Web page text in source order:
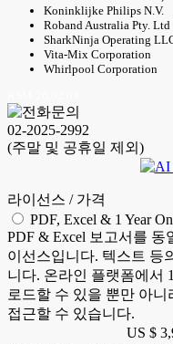
Koninklijke Philips N.V.
Roband Australia Pty. Ltd
SharkNinja Operating
Vita-Mix Corporation
Whirlpool Corporation
02-2025-2992
(주말 및 공휴일 제외)
라이선스 / 가격
PDF, Excel & 1 Year
PDF & Excel 보고서를
이선스입니다. 텍스트 등
니다. 온라인 플랫폼에서
로드할 수 있을 뿐만 아
접근할 수 있습니다.
US $